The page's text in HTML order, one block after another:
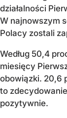
działalności
W najnowszym
Polacy zostali
Według 50,4
miesięcy
obowiązki. 20,6
to
pozytywnie.